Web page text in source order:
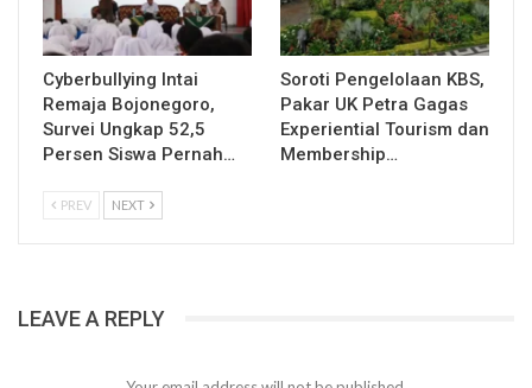
Cyberbullying Intai
Remaja Bojonegoro,
Survei Ungkap 52,5
Persen Siswa Pernah…
Soroti Pengelolaan KBS,
Pakar UK Petra Gagas
Experiential Tourism dan
Membership…
PREV NEXT
LEAVE A REPLY